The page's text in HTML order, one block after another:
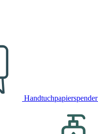
Handtuchpapierspender